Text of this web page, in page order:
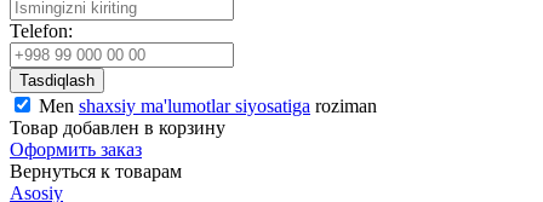
Telefon:
Tasdiqlash
Men shaxsiy ma'lumotlar siyosatiga roziman
Товар добавлен в корзину
Оформить заказ
Вернуться к товарам
Asosiy